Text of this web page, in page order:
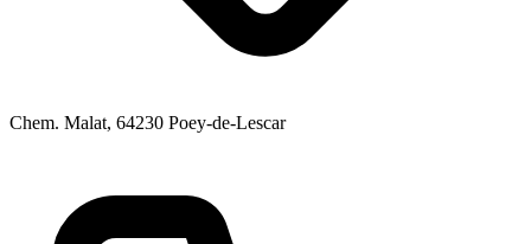
Chem. Malat, 64230 Poey-de-Lescar